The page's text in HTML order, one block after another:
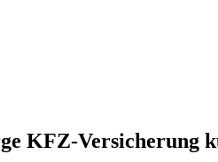
KFZ-Versicherung